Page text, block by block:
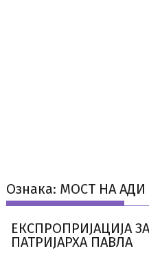
Ознака: МОСТ НА АДИ
ЕКСПРОПРИЈАЦИЈА
ПАТРИЈАРХА ПАВЛА